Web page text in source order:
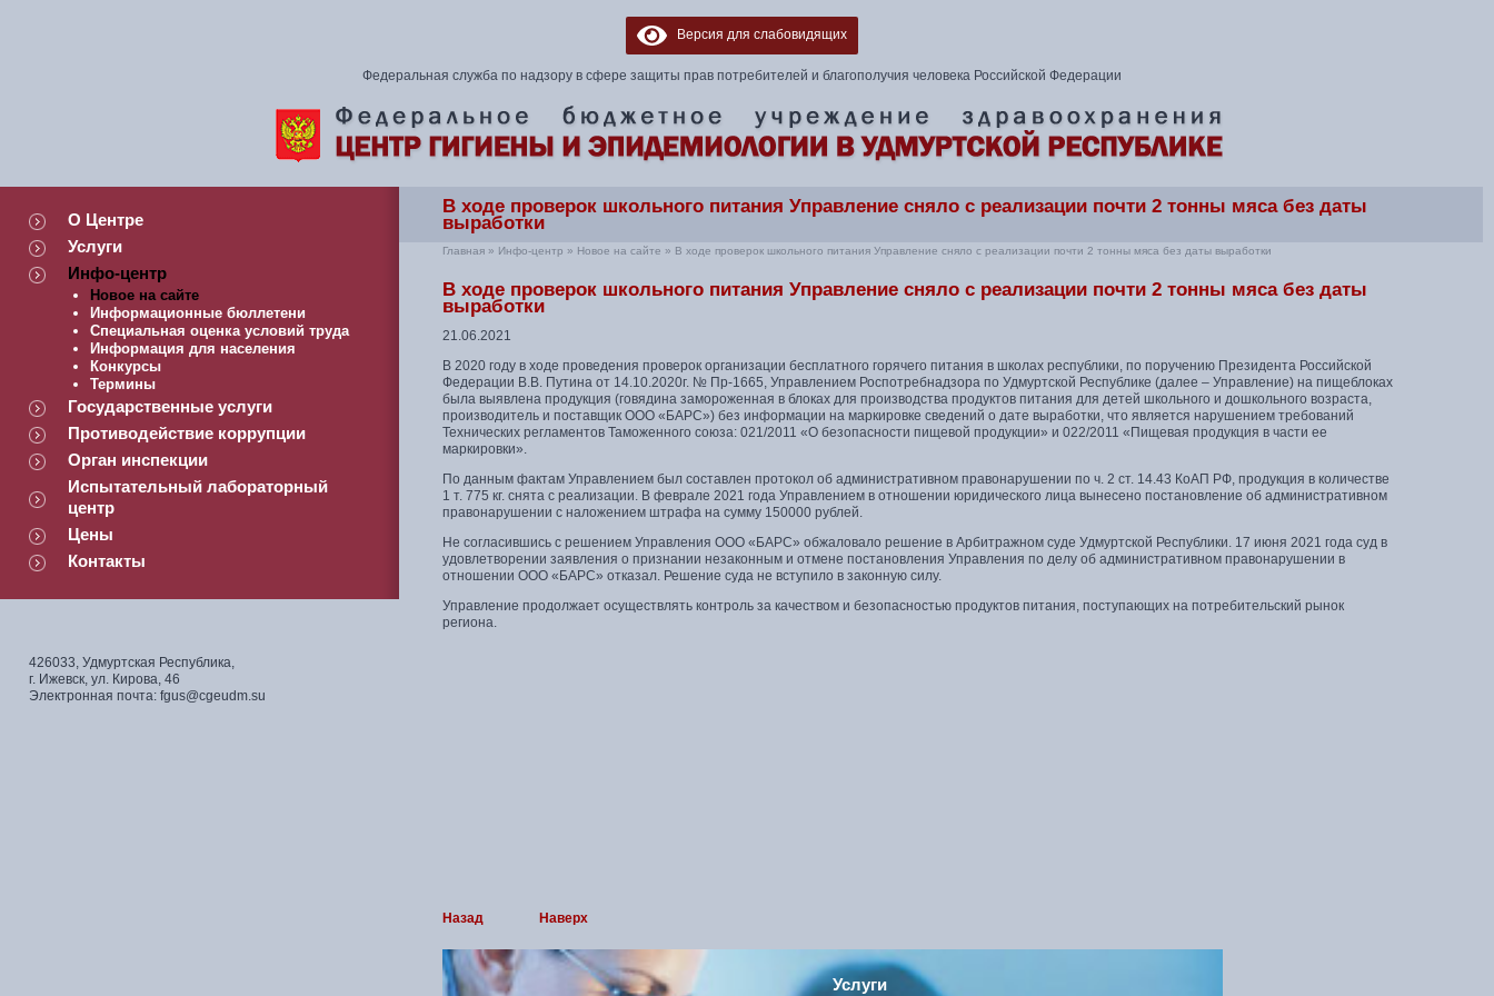
Версия для слабовидящих
Федеральная служба по надзору в сфере защиты прав потребителей и благополучия человека Российской Федерации
О Центре
Услуги
Инфо-центр
Новое на сайте
Информационные бюллетени
Специальная оценка условий труда
Информация для населения
Конкурсы
Термины
Государственные услуги
Противодействие коррупции
Орган инспекции
Испытательный лабораторный
центр
Цены
Контакты
426033, Удмуртская Республика,
г. Ижевск, ул. Кирова, 46
Электронная почта: fgus@cgeudm.su
В ходе проверок школьного питания Управление сняло с реализации почти 2 тонны мяса без даты
выработки
Главная » Инфо-центр » Новое на сайте » В ходе проверок школьного питания Управление сняло с реализации почти 2 тонны мяса без даты выработки
В ходе проверок школьного питания Управление сняло с реализации почти 2 тонны мяса без даты
выработки
21.06.2021
В 2020 году в ходе проведения проверок организации бесплатного горячего питания в школах республики, по поручению Президента Российской
Федерации В.В. Путина от 14.10.2020г. № Пр-1665, Управлением Роспотребнадзора по Удмуртской Республике (далее – Управление) на пищеблоках
была выявлена продукция (говядина замороженная в блоках для производства продуктов питания для детей школьного и дошкольного возраста,
производитель и поставщик ООО «БАРС») без информации на маркировке сведений о дате выработки, что является нарушением требований
Технических регламентов Таможенного союза: 021/2011 «О безопасности пищевой продукции» и 022/2011 «Пищевая продукция в части ее
маркировки».
По данным фактам Управлением был составлен протокол об административном правонарушении по ч. 2 ст. 14.43 КоАП РФ, продукция в количестве
1 т. 775 кг. снята с реализации. В феврале 2021 года Управлением в отношении юридического лица вынесено постановление об административном
правонарушении с наложением штрафа на сумму 150000 рублей.
Не согласившись с решением Управления ООО «БАРС» обжаловало решение в Арбитражном суде Удмуртской Республики. 17 июня 2021 года суд в
удовлетворении заявления о признании незаконным и отмене постановления Управления по делу об административном правонарушении в
отношении ООО «БАРС» отказал. Решение суда не вступило в законную силу.
Управление продолжает осуществлять контроль за качеством и безопасностью продуктов питания, поступающих на потребительский рынок
региона.
Назад Наверх
Услуги